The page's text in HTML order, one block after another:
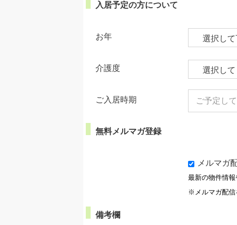
入居予定の方について
お年
介護度
ご入居時期
無料メルマガ登録
メルマガ
最新の物件情報
※メルマガ配信
備考欄